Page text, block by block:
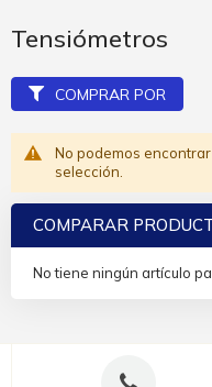
Tensiómetros
No podemos
selección.
COMPRAR POR
COMPARAR
No tiene ningún artículo